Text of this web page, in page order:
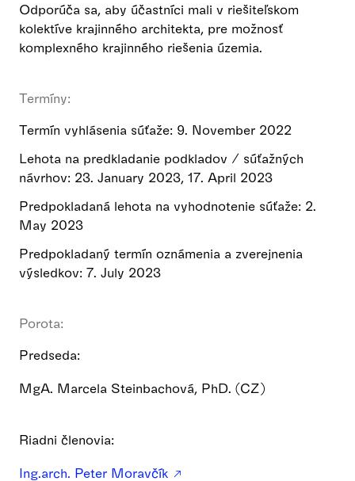
Odporúča sa, aby účastníci mali v riešiteľskom
kolektíve krajinného architekta, pre možnosť
komplexného krajinného riešenia územia.
Termíny:
Termín vyhlásenia súťaže: 9. November 2022
Lehota na predkladanie podkladov / súťažných
návrhov: 23. January 2023, 17. April 2023
Predpokladaná lehota na vyhodnotenie súťaže: 2.
May 2023
Predpokladaný termín oznámenia a zverejnenia
výsledkov: 7. July 2023
Porota:
Predseda:
MgA. Marcela Steinbachová, PhD. (CZ)
Riadni členovia:
Ing.arch. Peter Moravčík